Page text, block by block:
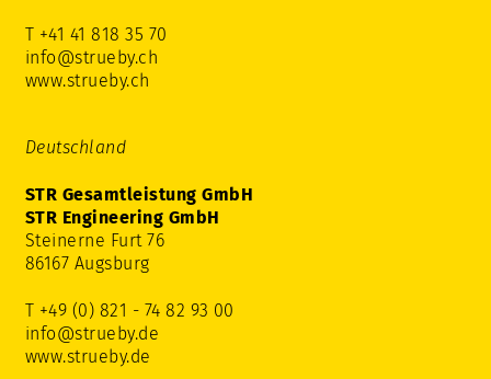
T +41 41 818 35 70
info@strueby.ch
www.strueby.ch
Deutschland
STR Gesamtleistung GmbH
STR Engineering GmbH
Steinerne Furt 76
86167 Augsburg
T +49 (0) 821 - 74 82 93 00
info@strueby.de
www.strueby.de